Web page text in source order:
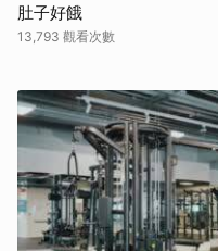
肚子好餓
13,793 觀看次數